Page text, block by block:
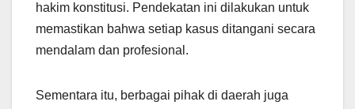
hakim konstitusi. Pendekatan ini dilakukan untuk
memastikan bahwa setiap kasus ditangani secara
mendalam dan profesional.
Sementara itu, berbagai pihak di daerah juga